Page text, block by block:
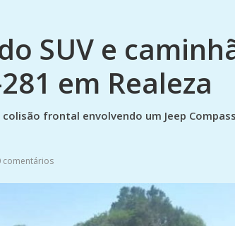
SUV e
em Realeza
frontal envolvendo um Jeep
comentários